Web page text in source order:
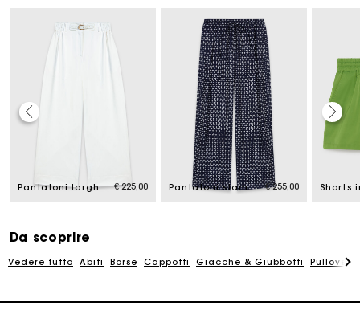
Pantaloni larghi in cotone € 225,00 Pantaloni stampati con strass € 255,00
Da scoprire
Vedere tutto Abiti Borse Cappotti Giacche & Giubbotti
La carta regalo Maje: il modo migliore per fare il regalo
perfetto
Consegna a domicilio offerta entro 2-3 giorni
Paga in 3 rate senza commissioni